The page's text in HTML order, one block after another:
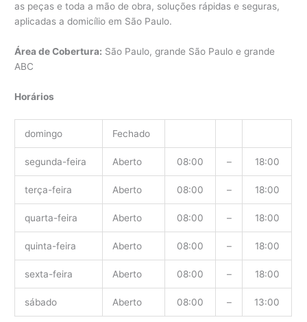
as peças e toda a mão de obra, soluções rápidas e seguras,
aplicadas a domicílio em São Paulo.
Área de Cobertura: São Paulo, grande São Paulo e grande
ABC
Horários
domingo Fechado
segunda-feira Aberto 08:00 – 18:00
terça-feira Aberto 08:00 – 18:00
quarta-feira Aberto 08:00 – 18:00
quinta-feira Aberto 08:00 – 18:00
sexta-feira Aberto 08:00 – 18:00
sábado Aberto 08:00 – 13:00